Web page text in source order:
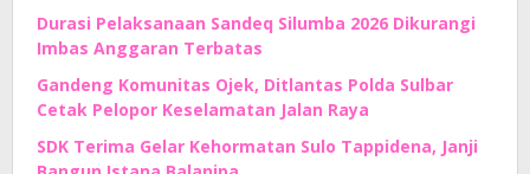
Durasi Pelaksanaan Sandeq Silumba 2026 Dikurangi
Imbas Anggaran Terbatas
Gandeng Komunitas Ojek, Ditlantas Polda Sulbar
Cetak Pelopor Keselamatan Jalan Raya
SDK Terima Gelar Kehormatan Sulo Tappidena, Janji